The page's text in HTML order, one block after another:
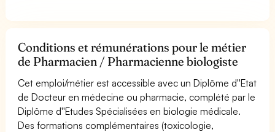
Conditions et rémunérations pour le métier
de Pharmacien / Pharmacienne biologiste
Cet emploi/métier est accessible avec un Diplôme d''Etat
de Docteur en médecine ou pharmacie, complété par le
Diplôme d''Etudes Spécialisées en biologie médicale.
Des formations complémentaires (toxicologie,